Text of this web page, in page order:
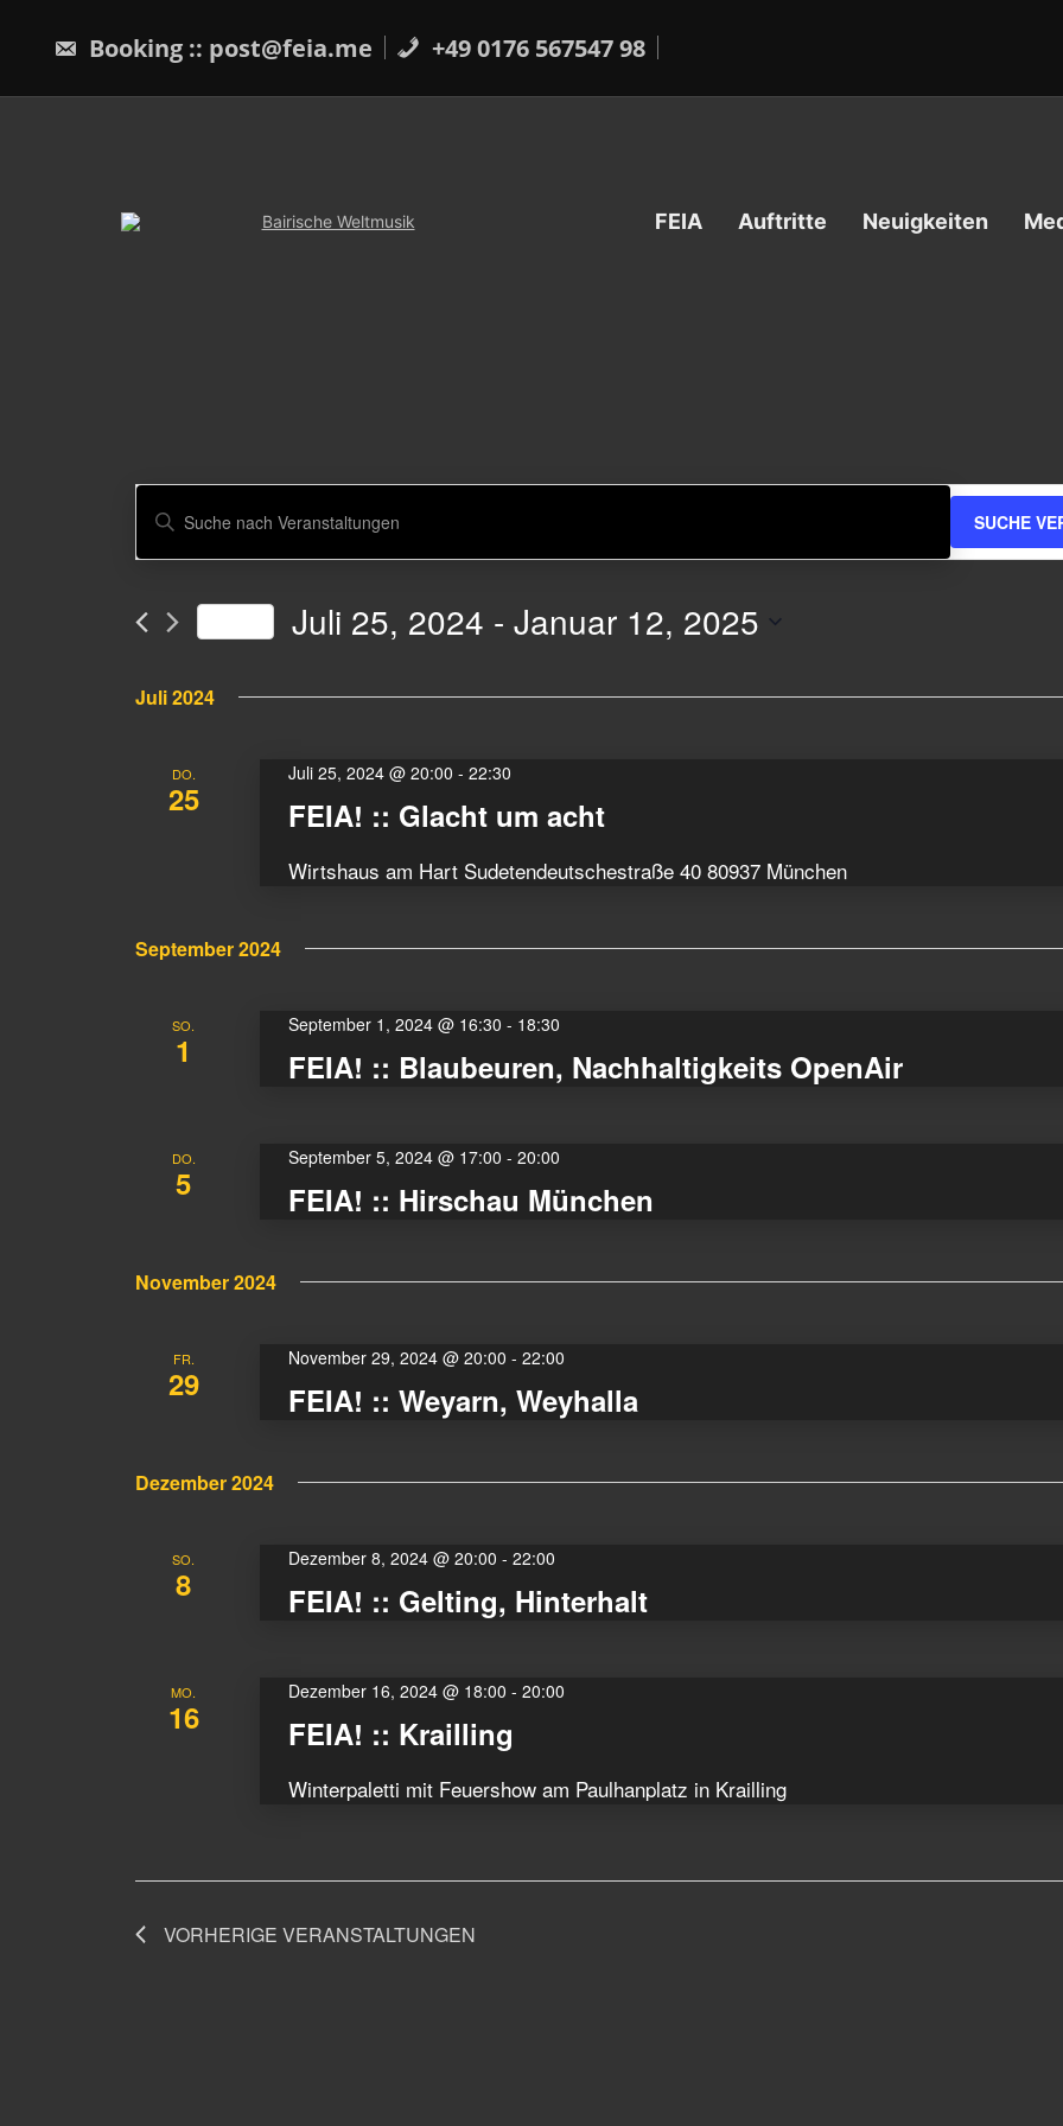
content
Booking :: post@feia.me +49 0176 567547 98
FEIA Auftritte Neuigkeiten
Veranstaltungen
Suche
Navigation
Schlüsselwort
Suche
Veranstaltungen
Schlüsselwort.
SUCHE
Juli 25, 2024 - Januar 12, 2025
Juli 2024
DO.
25
Juli 25, 2024 @ 20:00 -22:30
FEIA! :: Glacht um acht
Wirtshaus am Hart Sudetendeutschestraße 40 80937 München
September 2024
SO.
1
September 1, 2024 @ 16:30 - 18:30
FEIA! :: Blaubeuren, Nachhaltigkeits OpenAir
DO.
5
September 5, 2024 @ 17:00 -20:00
FEIA! :: Hirschau München
November 2024
FR.
29
November 29, 2024 @ 20:00 -22:00
FEIA! :: Weyarn, Weyhalla
Dezember 2024
SO.
8
Dezember 8, 2024 @ 20:00 -22:00
FEIA! :: Gelting, Hinterhalt
MO.
16
Dezember 16, 2024 @ 18:00 -20:00
FEIA! :: Krailling
Winterpaletti mit Feuershow am Paulhanplatz in Krailling
VORHERIGE VERANSTALTUNGEN